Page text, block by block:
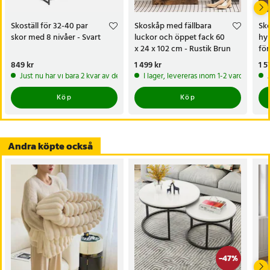
Specifikation
- Mått: 60 x 24 x 102 cm
- Antal luckor: 2
- Rymmer: 8–12 par skor
- Färg: Vit
- Funktioner: Justerbara fack, öppen hylla, tippskydd
Artikelnummer:120257
Skoställ för 32-40 par
skor med 8 nivåer - Svart
Pris:849 kr
849 kr
Just nu har vi bara 2 kvar av denna produkt
Köp
Skoskåp med fällbara
luckor och öppet fack 60
x 24 x 102 cm - Rustik Brun
Pris:1 499 kr
1 499 kr
I lager, levereras inom 1-2 vardagar
Köp
1
Andra köpte också
-47%